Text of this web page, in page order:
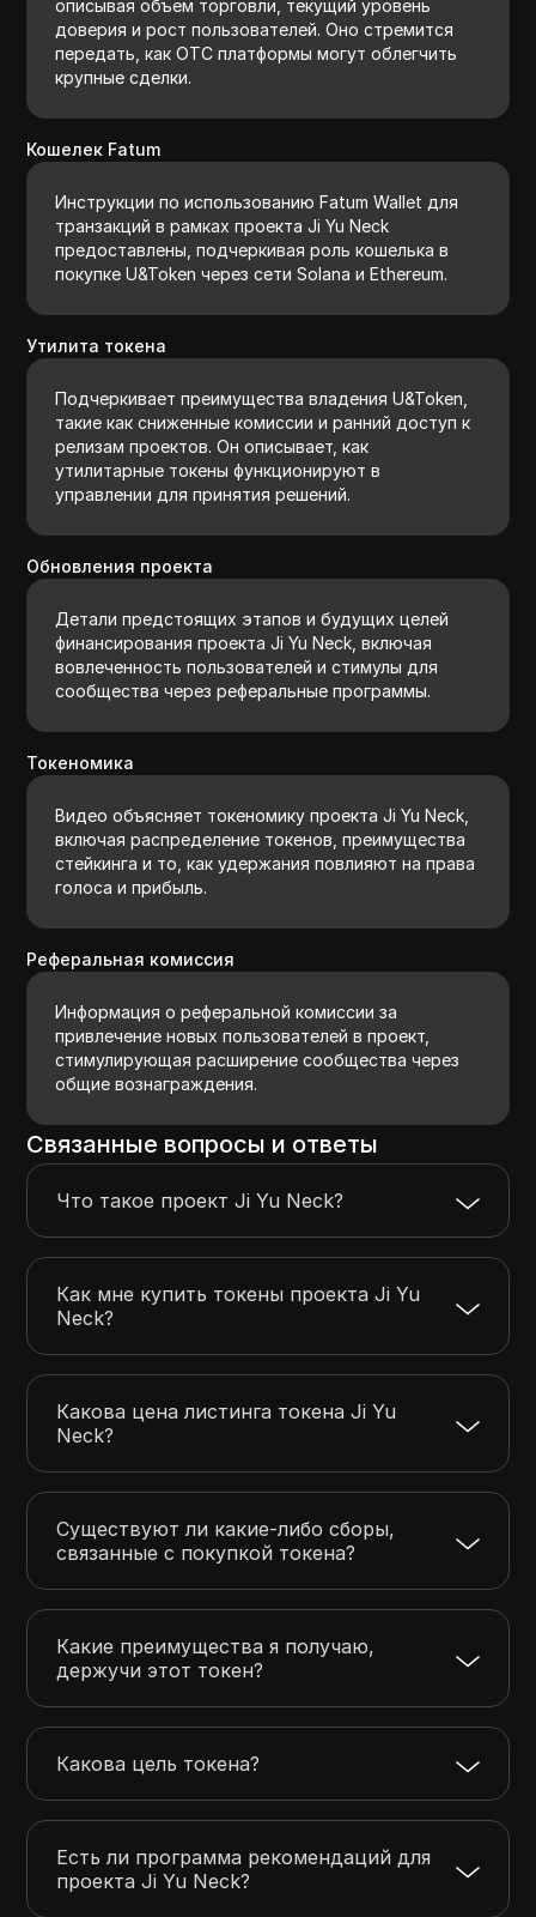
описывая объем торговли, текущий уровень
доверия и рост пользователей. Оно стремится
передать, как OTC платформы могут облегчить
крупные сделки.
Кошелек Fatum
Инструкции по использованию Fatum Wallet для
транзакций в рамках проекта Ji Yu Neck
предоставлены, подчеркивая роль кошелька в
покупке U&Token через сети Solana и Ethereum.
Утилита токена
Подчеркивает преимущества владения U&Token,
такие как сниженные комиссии и ранний доступ к
релизам проектов. Он описывает, как
утилитарные токены функционируют в
управлении для принятия решений.
Обновления проекта
Детали предстоящих этапов и будущих целей
финансирования проекта Ji Yu Neck, включая
вовлеченность пользователей и стимулы для
сообщества через реферальные программы.
Токеномика
Видео объясняет токеномику проекта Ji Yu Neck,
включая распределение токенов, преимущества
стейкинга и то, как удержания повлияют на права
голоса и прибыль.
Реферальная комиссия
Информация о реферальной комиссии за
привлечение новых пользователей в проект,
стимулирующая расширение сообщества через
общие вознаграждения.
Связанные вопросы и ответы
Что такое проект Ji Yu Neck?
Как мне купить токены проекта Ji Yu
Neck?
Какова цена листинга токена Ji Yu
Neck?
Существуют ли какие-либо сборы,
связанные с покупкой токена?
Какие преимущества я получаю,
держучи этот токен?
Какова цель токена?
Есть ли программа рекомендаций для
проекта Ji Yu Neck?